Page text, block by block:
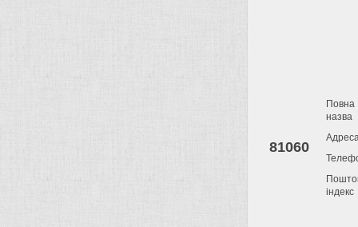
81060
Повна
назва
індекс